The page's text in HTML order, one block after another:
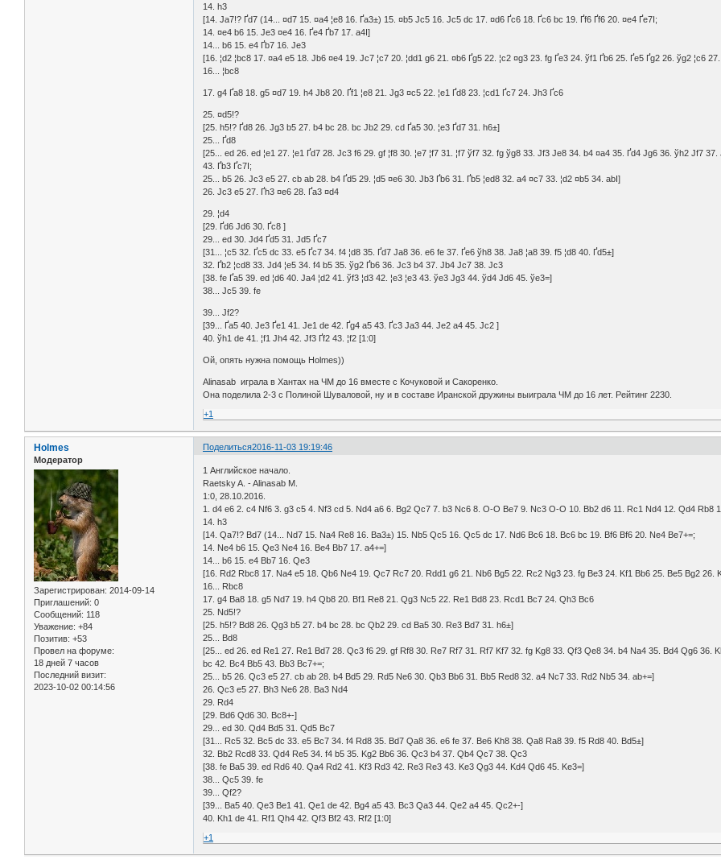
14. h3
[14. Јa7!? Ґd7 (14... ¤d7 15. ¤a4 ¦e8 16. Ґa3±) 15. ¤b5 Јc5 16. Јc5 dc 17. ¤d6 Ґc6 18. Ґc6 bc 19. Ґf6 Ґf6 20. ¤e4 Ґe7І;
14. ¤e4 b6 15. Јe3 ¤e4 16. Ґe4 Ґb7 17. a4І]
14... b6 15. e4 Ґb7 16. Јe3
[16. ¦d2 ¦bc8 17. ¤a4 e5 18. Јb6 ¤e4 19. Јc7 ¦c7 20. ¦dd1 g6 21. ¤b6 Ґg5 22. ¦c2 ¤g3 23. fg Ґe3 24. ўf1 Ґb6 25. Ґe5 Ґg2 26. ўg2 ¦c6 27.
16... ¦bc8
17. g4 Ґa8 18. g5 ¤d7 19. h4 Јb8 20. Ґf1 ¦e8 21. Јg3 ¤c5 22. ¦e1 Ґd8 23. ¦cd1 Ґc7 24. Јh3 Ґc6
25. ¤d5!?
[25. h5!? Ґd8 26. Јg3 b5 27. b4 bc 28. bc Јb2 29. cd Ґa5 30. ¦e3 Ґd7 31. h6±]
25... Ґd8
[25... ed 26. ed ¦e1 27. ¦e1 Ґd7 28. Јc3 f6 29. gf ¦f8 30. ¦e7 ¦f7 31. ¦f7 ўf7 32. fg ўg8 33. Јf3 Јe8 34. b4 ¤a4 35. Ґd4 Јg6 36. ўh2 Јf7
43. Ґb3 Ґc7І;
25... b5 26. Јc3 e5 27. cb ab 28. b4 Ґd5 29. ¦d5 ¤e6 30. Јb3 Ґb6 31. Ґb5 ¦ed8 32. a4 ¤c7 33. ¦d2 ¤b5 34. abІ]
26. Јc3 e5 27. Ґh3 ¤e6 28. Ґa3 ¤d4
29. ¦d4
[29. Ґd6 Јd6 30. Ґc8 ]
29... ed 30. Јd4 Ґd5 31. Јd5 Ґc7
[31... ¦c5 32. Ґc5 dc 33. e5 Ґc7 34. f4 ¦d8 35. Ґd7 Јa8 36. e6 fe 37. Ґe6 ўh8 38. Јa8 ¦a8 39. f5 ¦d8 40. Ґd5±]
32. Ґb2 ¦cd8 33. Јd4 ¦e5 34. f4 b5 35. ўg2 Ґb6 36. Јc3 b4 37. Јb4 Јc7 38. Јc3
[38. fe Ґa5 39. ed ¦d6 40. Јa4 ¦d2 41. ўf3 ¦d3 42. ¦e3 ¦e3 43. ўe3 Јg3 44. ўd4 Јd6 45. ўe3=]
38... Јc5 39. fe
39... Јf2?
[39... Ґa5 40. Јe3 Ґe1 41. Јe1 de 42. Ґg4 a5 43. Ґc3 Јa3 44. Јe2 a4 45. Јc2 ]
40. ўh1 de 41. ¦f1 Јh4 42. Јf3 Ґf2 43. ¦f2 [1:0]
Ой, опять нужна помощь Holmes))
Alinasab играла в Хантах на ЧМ до 16 вместе с Кочуковой и Сакоренко.
Она поделила 2-3 с Полиной Шуваловой, ну и в составе Иранской дружины выиграла ЧМ до 16 лет. Рейтинг 2230.
+1
Поделиться2016-11-03 19:19:46
Holmes
Модератор
Зарегистрирован: 2014-09-14
Приглашений: 0
Сообщений: 118
Уважение: +84
Позитив: +53
Провел на форуме:
18 дней 7 часов
Последний визит:
2023-10-02 00:14:56
1 Английское начало.
Raetsky A. - Alinasab M.
1:0, 28.10.2016.
1. d4 e6 2. c4 Nf6 3. g3 c5 4. Nf3 cd 5. Nd4 a6 6. Bg2 Qc7 7. b3 Nc6 8. O-O Be7 9. Nc3 O-O 10. Bb2 d6 11. Rc1 Nd4 12. Qd4 Rb8
14. h3
[14. Qa7!? Bd7 (14... Nd7 15. Na4 Re8 16. Ba3±) 15. Nb5 Qc5 16. Qc5 dc 17. Nd6 Bc6 18. Bc6 bc 19. Bf6 Bf6 20. Ne4 Be7+=;
14. Ne4 b6 15. Qe3 Ne4 16. Be4 Bb7 17. a4+=]
14... b6 15. e4 Bb7 16. Qe3
[16. Rd2 Rbc8 17. Na4 e5 18. Qb6 Ne4 19. Qc7 Rc7 20. Rdd1 g6 21. Nb6 Bg5 22. Rc2 Ng3 23. fg Be3 24. Kf1 Bb6 25. Be5 Bg2 26.
16... Rbc8
17. g4 Ba8 18. g5 Nd7 19. h4 Qb8 20. Bf1 Re8 21. Qg3 Nc5 22. Re1 Bd8 23. Rcd1 Bc7 24. Qh3 Bc6
25. Nd5!?
[25. h5!? Bd8 26. Qg3 b5 27. b4 bc 28. bc Qb2 29. cd Ba5 30. Re3 Bd7 31. h6±]
25... Bd8
[25... ed 26. ed Re1 27. Re1 Bd7 28. Qc3 f6 29. gf Rf8 30. Re7 Rf7 31. Rf7 Kf7 32. fg Kg8 33. Qf3 Qe8 34. b4 Na4 35. Bd4 Qg6 36.
bc 42. Bc4 Bb5 43. Bb3 Bc7+=;
25... b5 26. Qc3 e5 27. cb ab 28. b4 Bd5 29. Rd5 Ne6 30. Qb3 Bb6 31. Bb5 Red8 32. a4 Nc7 33. Rd2 Nb5 34. ab+=]
26. Qc3 e5 27. Bh3 Ne6 28. Ba3 Nd4
29. Rd4
[29. Bd6 Qd6 30. Bc8+-]
29... ed 30. Qd4 Bd5 31. Qd5 Bc7
[31... Rc5 32. Bc5 dc 33. e5 Bc7 34. f4 Rd8 35. Bd7 Qa8 36. e6 fe 37. Be6 Kh8 38. Qa8 Ra8 39. f5 Rd8 40. Bd5±]
32. Bb2 Rcd8 33. Qd4 Re5 34. f4 b5 35. Kg2 Bb6 36. Qc3 b4 37. Qb4 Qc7 38. Qc3
[38. fe Ba5 39. ed Rd6 40. Qa4 Rd2 41. Kf3 Rd3 42. Re3 Re3 43. Ke3 Qg3 44. Kd4 Qd6 45. Ke3=]
38... Qc5 39. fe
39... Qf2?
[39... Ba5 40. Qe3 Be1 41. Qe1 de 42. Bg4 a5 43. Bc3 Qa3 44. Qe2 a4 45. Qc2+-]
40. Kh1 de 41. Rf1 Qh4 42. Qf3 Bf2 43. Rf2 [1:0]
+1